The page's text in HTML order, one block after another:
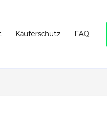
Käuferschutz FAQ